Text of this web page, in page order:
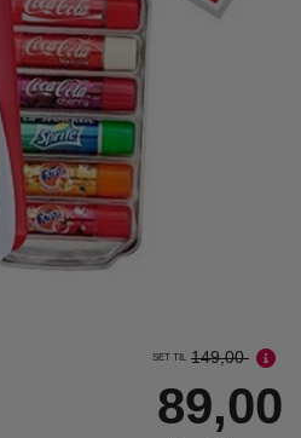
SET TIL 149,00
89,00